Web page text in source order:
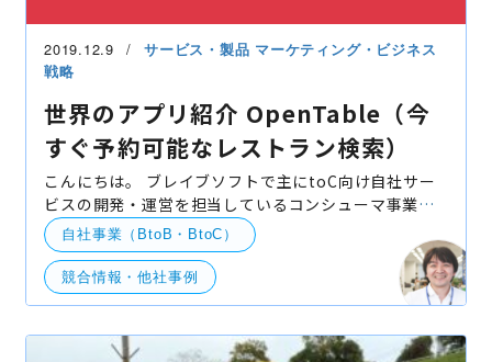
2019.12.9 サービス・製品 マーケティング・ビジネス
戦略
世界のアプリ紹介 OpenTable（今
すぐ予約可能なレストラン検索）
こんにちは。 ブレイブソフトで主にtoC向け自社サー
ビスの開発・運営を担当しているコンシューマ事業部
の伊藤です。 世界のアプリ動向に目を向けつつ、日本
でもそれを体験できるものという範囲で個人的に「こ
自社事業（BtoB・BtoC）
競合情報・他社事例